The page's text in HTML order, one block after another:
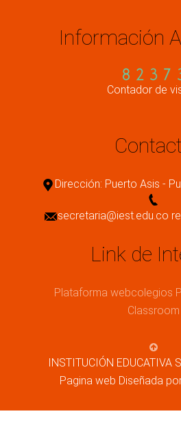
Información
Contador de
Dirección: Puerto Asis -
secretaria@iest.edu.co
Link de
Plataforma webcolegios
Classroom
INSTITUCIÓN EDUCATIVA
Pagina web Diseñada